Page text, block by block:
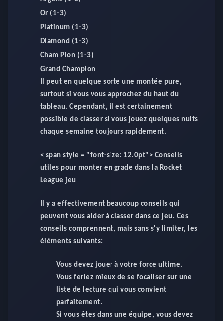
Or (1-3)
Platinum (1-3)
Diamond (1-3)
Cham Pion (1-3)
Grand Champion
Il peut en quelque sorte une montée pure,
surtout si vous vous approchez du haut du
tableau. Cependant, il est certainement
possible de classer si vous jouez quelques nuits
chaque semaine toujours rapidement.
< span style = "font-size: 12.0pt"> Conseils
utiles pour monter en grade dans la Rocket
League jeu
Il y a effectivement beaucoup conseils qui
peuvent vous aider à classer dans ce jeu. Ces
conseils comprennent, mais sans s'y limiter, les
éléments suivants:
Vous devez jouer à votre force ultime.
Vous feriez mieux de se focaliser sur une
liste de lecture qui vous convient
parfaitement.
Si vous êtes dans une équipe, vous devez